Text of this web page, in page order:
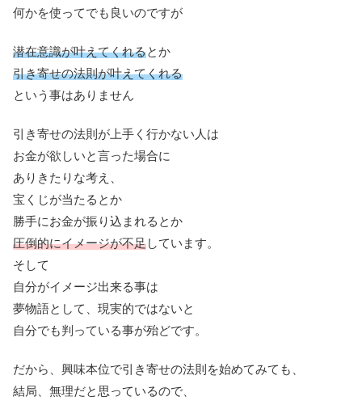
何かを使ってでも良いのですが
潜在意識が叶えてくれるとか
引き寄せの法則が叶えてくれる
という事はありません
引き寄せの法則が上手く行かない人は
お金が欲しいと言った場合に
ありきたりな考え、
宝くじが当たるとか
勝手にお金が振り込まれるとか
圧倒的にイメージが不足しています。
そして
自分がイメージ出来る事は
夢物語として、現実的ではないと
自分でも判っている事が殆どです。
だから、興味本位で引き寄せの法則を始めてみても、
結局、無理だと思っているので、